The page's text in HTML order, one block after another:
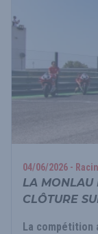
04/06/2026 -
LA MONLAU
CLÔTURE
La compétition